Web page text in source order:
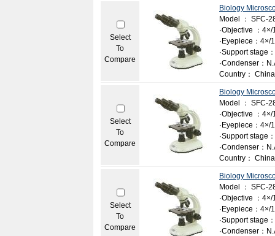
Select
To
Compare
Biology
Model ： SFC-
·Objective ：
·Eyepiece：4×/
·Support stage
·Condenser：
Country： China
Select
To
Compare
Biology
Model ： SFC-
·Objective ：
·Eyepiece：4×/
·Support stage
·Condenser：
Country： China
Select
To
Compare
Biology
Model ： SFC-
·Objective ：
·Eyepiece：4×/
·Support stage
·Condenser：